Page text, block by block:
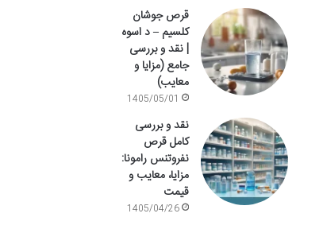
قرص جوشان
کلسیم – د اسوه
| نقد و بررسی
جامع (مزایا و
معایب)
1405/05/01
نقد و بررسی
کامل قرص
نفروتنس رامونا:
مزایا، معایب و
قیمت
1405/04/26